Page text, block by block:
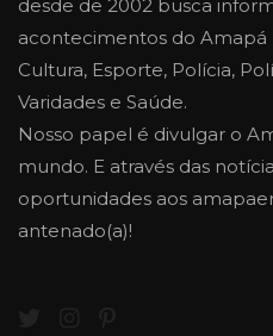
desde de 2002 busca
acontecimentos do Amapá
Cultura, Esporte, Polícia,
Varidades e Saúde.
Nosso papel é divulgar o
mundo. E através das
oportunidades aos
antenado(a)!